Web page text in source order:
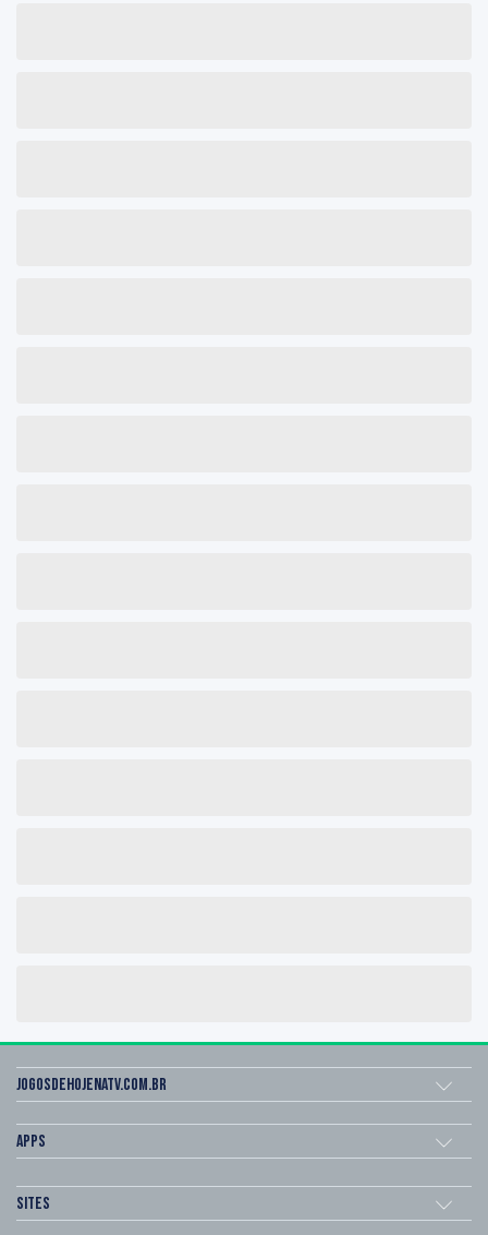
Jogosdehojenatv.com.br
Apps
Sites